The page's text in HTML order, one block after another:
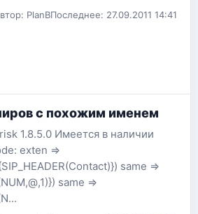
PlanBПоследнее: 27.09.2011 14:41
с похожим именем
1.8.5.0 Имеется в наличии
exten =>
same =>
same =>